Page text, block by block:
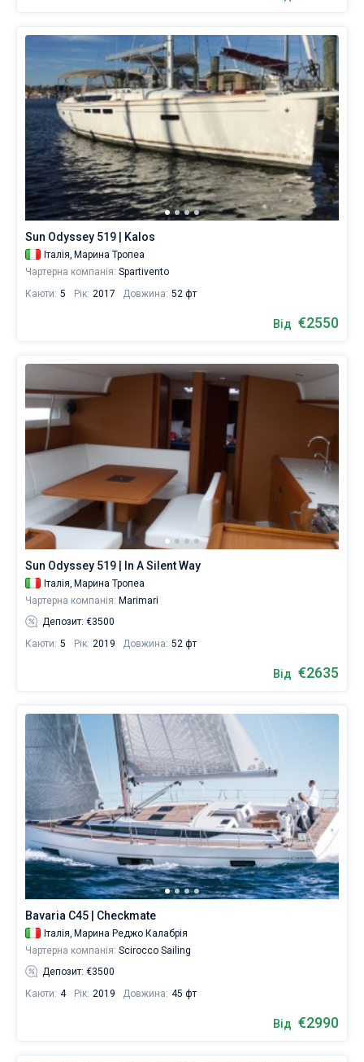
Sun Odyssey 519 | Kalos
Італія, Марина Тропеа
Чартерна компанія: Spartivento
Каюти: 5 Рік: 2017 Довжина: 52 фт
Від €2550
Sun Odyssey 519 | In A Silent Way
Італія, Марина Тропеа
Чартерна компанія: Marimari
Депозит: €3500
Каюти: 5 Рік: 2019 Довжина: 52 фт
Від €2635
Bavaria C45 | Checkmate
Італія, Марина Реджо Калабрія
Чартерна компанія: Scirocco Sailing
Депозит: €3500
Каюти: 4 Рік: 2019 Довжина: 45 фт
Від €2990